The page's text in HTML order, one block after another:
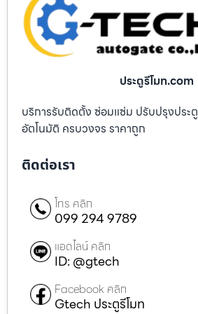
ประตูรีโมท.com
บริการรับติดตั้ง ซ่อมแซ่ม ปรับปรุงประ
อัตโนมัติ ครบวงจร ราคาถูก
ติดต่อเรา
โทร คลิก
099 294 9789
แอดไลน์ คลิก
ID: @gtech
Facebook คลิก
Gtech ประตูรีโมท